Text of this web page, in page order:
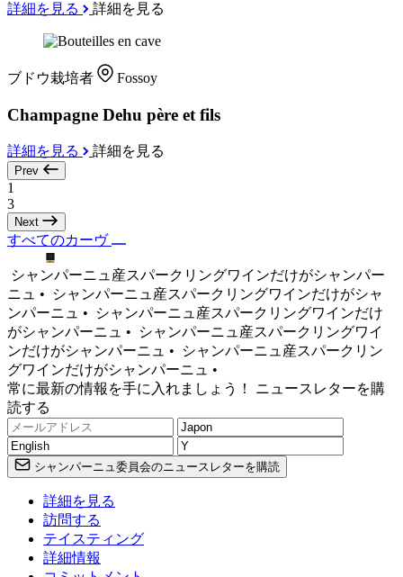
詳細を見る 詳細を見る
ブドウ栽培者 Fossoy
Champagne Dehu père et fils
詳細を見る 詳細を見る
Prev
1
3
Next
すべてのカーヴ
シャンパーニュ産スパークリングワインだけがシャンパー
ニュ •
シャンパーニュ産スパークリングワインだけがシャ
ンパーニュ •
シャンパーニュ産スパークリングワインだけ
がシャンパーニュ •
シャンパーニュ産スパークリングワイ
ンだけがシャンパーニュ •
シャンパーニュ産スパークリン
グワインだけがシャンパーニュ •
常に最新の情報を手に入れましょう！ ニュースレターを購
読する
シャンパーニュ委員会のニュースレターを購読
詳細を見る
訪問する
テイスティング
詳細情報